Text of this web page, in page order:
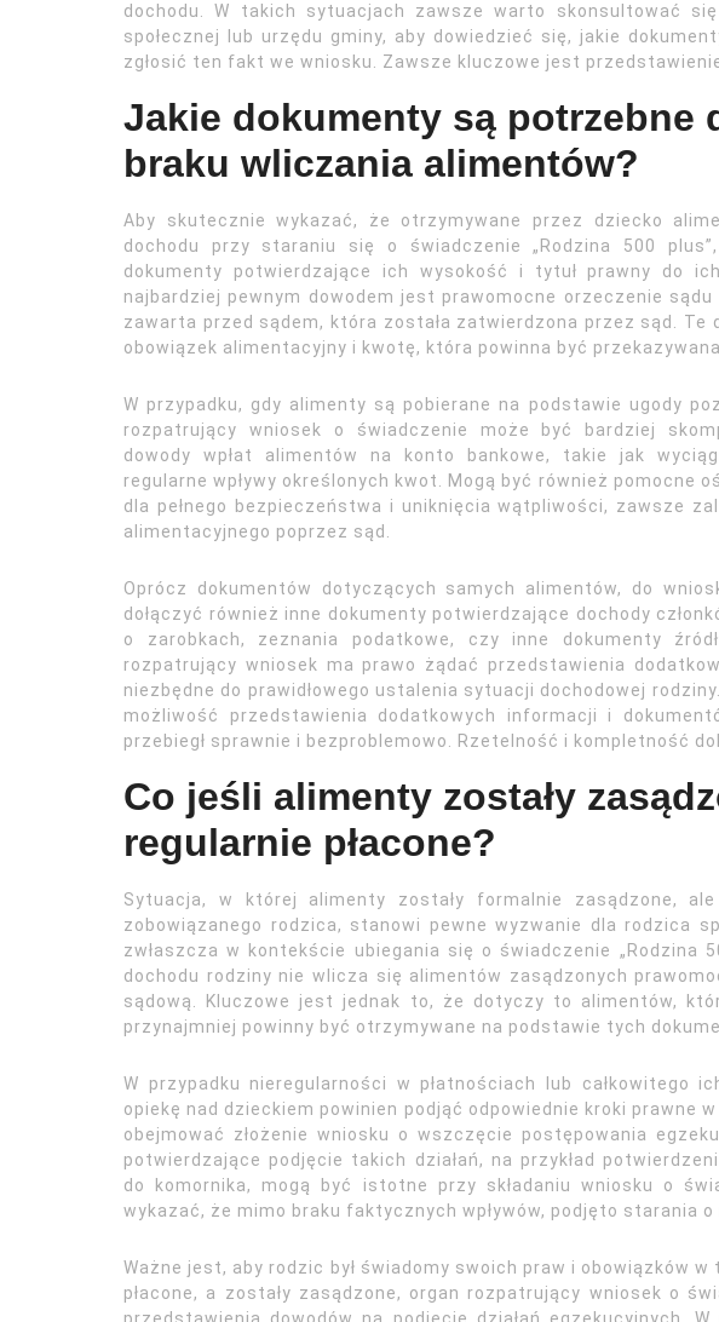
dochodu. W takich sytuacjach zawsze warto skonsultować
społecznej lub urzędu gminy, aby dowiedzieć się, jakie
zgłosić ten fakt we wniosku. Zawsze kluczowe jest
Jakie dokumenty są potrzebne
braku wliczania alimentów?
Aby skutecznie wykazać, że otrzymywane przez dziecko
dochodu przy staraniu się o świadczenie „Rodzina 500
dokumenty potwierdzające ich wysokość i tytuł prawny do
najbardziej pewnym dowodem jest prawomocne orzeczenie
zawarta przed sądem, która została zatwierdzona przez sąd. Te
obowiązek alimentacyjny i kwotę, która powinna być
W przypadku, gdy alimenty są pobierane na podstawie ugody
rozpatrujący wniosek o świadczenie może być bardziej
dowody wpłat alimentów na konto bankowe, takie jak
regularne wpływy określonych kwot. Mogą być również pomocne
dla pełnego bezpieczeństwa i uniknięcia wątpliwości, zawsze
alimentacyjnego poprzez sąd.
Oprócz dokumentów dotyczących samych alimentów, do
dołączyć również inne dokumenty potwierdzające dochody
o zarobkach, zeznania podatkowe, czy inne dokumenty
rozpatrujący wniosek ma prawo żądać przedstawienia
niezbędne do prawidłowego ustalenia sytuacji dochodowej
możliwość przedstawienia dodatkowych informacji i
przebiegł sprawnie i bezproblemowo. Rzetelność i kompletność
Co jeśli alimenty zostały
regularnie płacone?
Sytuacja, w której alimenty zostały formalnie zasądzone,
zobowiązanego rodzica, stanowi pewne wyzwanie dla rodzica
zwłaszcza w kontekście ubiegania się o świadczenie „Rodzina
dochodu rodziny nie wlicza się alimentów zasądzonych
sądową. Kluczowe jest jednak to, że dotyczy to alimentów,
przynajmniej powinny być otrzymywane na podstawie tych
W przypadku nieregularności w płatnościach lub całkowitego
opiekę nad dzieckiem powinien podjąć odpowiednie kroki prawne
obejmować złożenie wniosku o wszczęcie postępowania
potwierdzające podjęcie takich działań, na przykład
do komornika, mogą być istotne przy składaniu wniosku o
wykazać, że mimo braku faktycznych wpływów, podjęto starania o
Ważne jest, aby rodzic był świadomy swoich praw i obowiązków
płacone, a zostały zasądzone, organ rozpatrujący wniosek o